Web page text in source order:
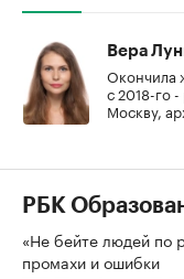
Вера
Окончила
с 2018-го
Москву,
РБК
«Не бейте людей по
промахи и ошибки